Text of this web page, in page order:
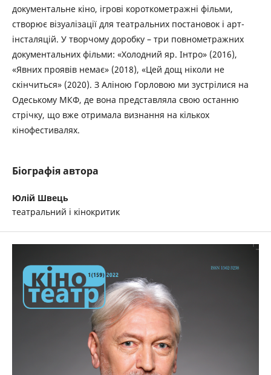
документальне кіно, ігрові короткометражні фільми,
створює візуалізації для театральних постановок і арт-
інсталяцій. У творчому доробку – три повнометражних
документальних фільми: «Холодний яр. Інтро» (2016),
«Явних проявів немає» (2018), «Цей дощ ніколи не
скінчиться» (2020). З Аліною Горловою ми зустрілися на
Одеському МКФ, де вона представляла свою останню
стрічку, що вже отримала визнання на кількох
кінофестивалях.
Біографія автора
Юлій Швець
театральний і кінокритик